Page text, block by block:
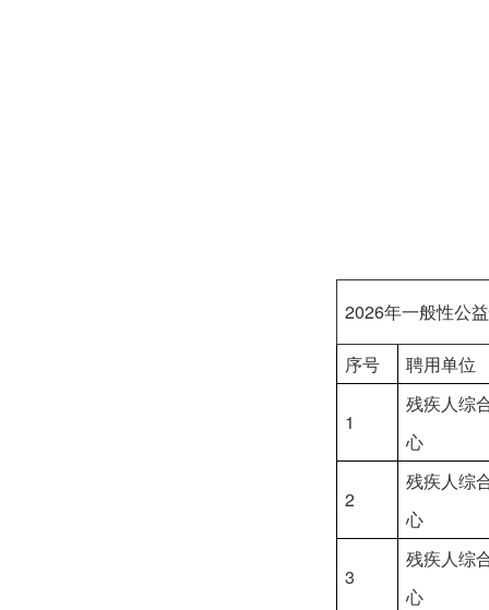
2026年一般性公
序号 聘用单位
1
残疾人综
心
2
残疾人综
心
3
残疾人综
心